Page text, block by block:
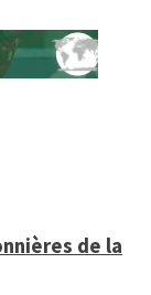
de la